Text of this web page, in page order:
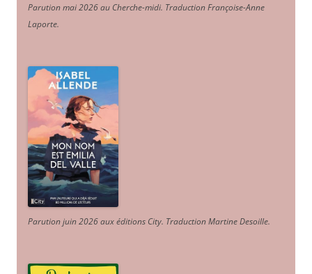
Parution mai 2026 au Cherche-midi. Traduction Françoise-Anne
Laporte.
Parution juin 2026 aux éditions City. Traduction Martine Desoille.